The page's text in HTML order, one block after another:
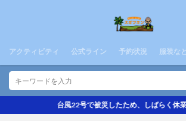
アクティビティ 公式ライン 予約状況 服装な
台風22号で被災したため、しばらく休業